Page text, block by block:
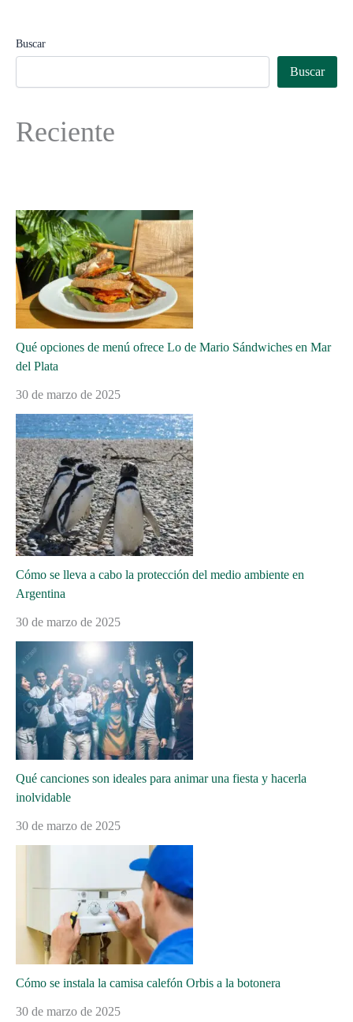
Buscar
Buscar
Reciente
Qué opciones de menú ofrece Lo de Mario Sándwiches en Mar
del Plata
30 de marzo de 2025
Cómo se lleva a cabo la protección del medio ambiente en
Argentina
30 de marzo de 2025
Qué canciones son ideales para animar una fiesta y hacerla
inolvidable
30 de marzo de 2025
Cómo se instala la camisa calefón Orbis a la botonera
30 de marzo de 2025